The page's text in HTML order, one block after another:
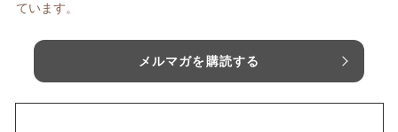
ています。
メルマガを購読する